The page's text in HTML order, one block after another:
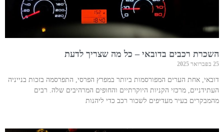
השכרת רכבים בדובאי – כל מה שצריך לדעת
25 בפברואר 2025
דובאי, אחת הערים המפורסמות ביותר במפרץ הפרסי, התפרסמה בזכות בנייניה
העתידניים, מרכזי הקניות היוקרתיים והחופים המרהיבים שלה. רבים
מהמבקרים בעיר מעדיפים לשכור רכב כדי ליהנות